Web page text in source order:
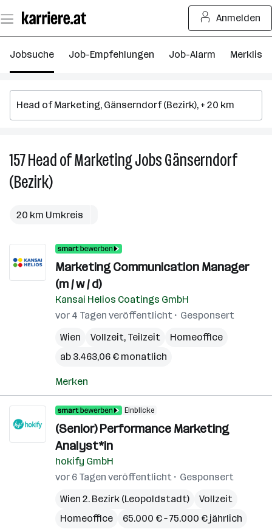
Seiteninhalt
springen
Anmelden
Jobsuche Job-Empfehlungen Job-Alarm Merkliste
157Head of MarketingJobsGänserndorf
(Bezirk)
20 km Umkreis
Marketing Communication Manager
(m / w / d)
Kansai Helios Coatings GmbH
vor 4 Tagen veröffentlicht
Gesponsert
Wien
Vollzeit, Teilzeit
Homeoffice
ab 3.463,06 € monatlich
Merken
Einblicke
(Senior) Performance Marketing
Analyst*in
hokify GmbH
vor 6 Tagen veröffentlicht
Gesponsert
Wien 2. Bezirk (Leopoldstadt)
Vollzeit
Homeoffice
65.000 € – 75.000 € jährlich